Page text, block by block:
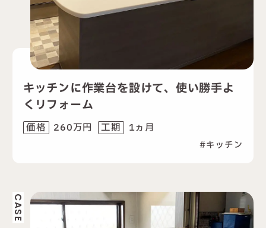
キッチンに作業台を設けて、使い勝手よ
くリフォーム
価格 260万円 工期 1ヵ月
キッチン
CASE